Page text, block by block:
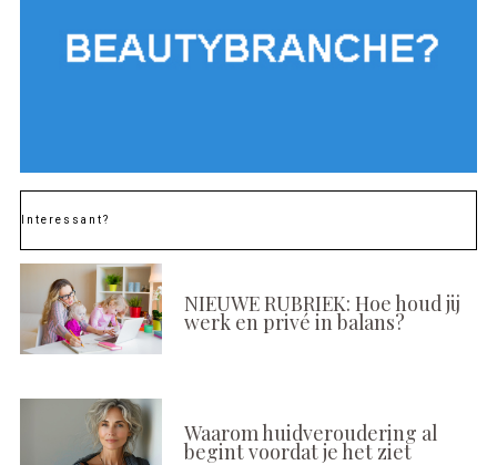
Interessant?
NIEUWE RUBRIEK: Hoe houd jij
werk en privé in balans?
Waarom huidveroudering al
begint voordat je het ziet